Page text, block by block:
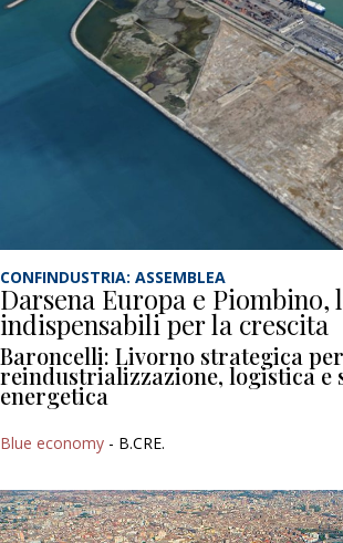
CONFINDUSTRIA: ASSEMBLEA
Darsena Europa e Piombino,
indispensabili per la crescita
Baroncelli: Livorno strategica per
reindustrializzazione, logistica e
energetica
Blue economy - B.CRE.